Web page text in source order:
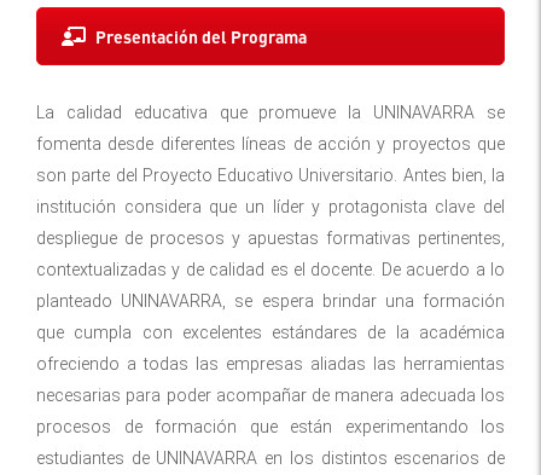
Presentación del Programa
La calidad educativa que promueve la UNINAVARRA se
fomenta desde diferentes líneas de acción y proyectos que
son parte del Proyecto Educativo Universitario. Antes bien, la
institución considera que un líder y protagonista clave del
despliegue de procesos y apuestas formativas pertinentes,
contextualizadas y de calidad es el docente. De acuerdo a lo
planteado UNINAVARRA, se espera brindar una formación
que cumpla con excelentes estándares de la académica
ofreciendo a todas las empresas aliadas las herramientas
necesarias para poder acompañar de manera adecuada los
procesos de formación que están experimentando los
estudiantes de UNINAVARRA en los distintos escenarios de